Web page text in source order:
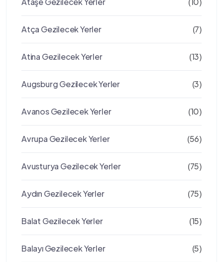
Atça Gezilecek Yerler (7)
Atina Gezilecek Yerler (13)
Augsburg Gezilecek Yerler (3)
Avanos Gezilecek Yerler (10)
Avrupa Gezilecek Yerler (56)
Avusturya Gezilecek Yerler (75)
Aydın Gezilecek Yerler (75)
Balat Gezilecek Yerler (15)
Balayı Gezilecek Yerler (5)